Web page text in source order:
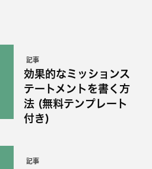
記事
効果的なミッションス
テートメントを書く方
法 (無料テンプレート
付き)
記事